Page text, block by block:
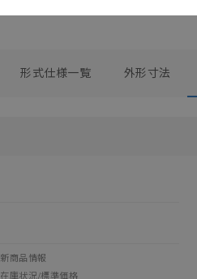
0 選択
形式仕様一覧 外形寸法
新商品情報
在庫状況/標準価格